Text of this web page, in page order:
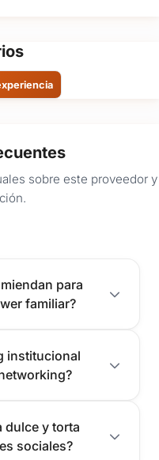
sobre este proveedor y
para
familiar?
institucional
dulce y torta
sociales?